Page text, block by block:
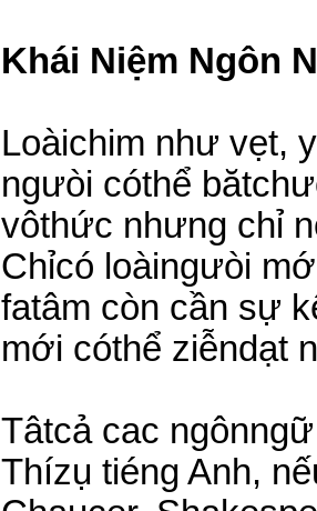
Khái Niệm Ngôn
Loàichim như vẹt,
ngưòi cóthể
vôthức nhưng chỉ
Chỉcó loàingưòi
fatâm còn cần sự
mới cóthể ziễndạt
Tâtcả cac
Thízụ tiéng Anh,